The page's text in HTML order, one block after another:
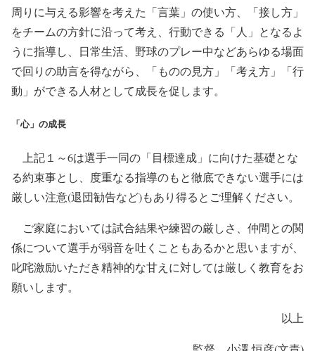
周りに与える影響を考えた「言葉」の使い方、「接し方」
をチームの方針に沿って考え、行動できる「人」となるよ
うに指導し、日常生活、野球のプレー中などあらゆる場面
で回りの助言を得ながら、「ものの見方」「考え方」「行
動」ができる人材として成長を促します。
「心」の成長
上記１～6は選手一同の「目標達成」に向けた基礎とな
る約束事とし、度重なる指導のもと徹底できない選手には
厳しい注意(退団勧告など)もあり得るとご理解ください。
ご家庭においては試合結果や練習の厳しさ、仲間との関
係について選手が弱音を吐くこともあるかと思いますが、
叱咤激励いただき精神的な甘えに対しては厳しく教育をお
願いします。
以上